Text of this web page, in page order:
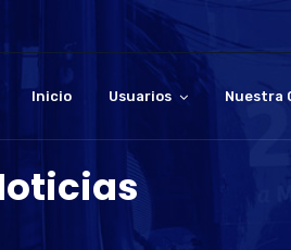
Inicio Usuarios Nuestra